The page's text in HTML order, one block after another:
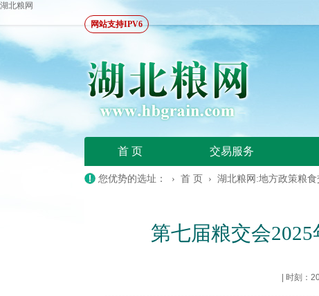
湖北粮网
网站支持IPV6
首 页 交易服务
您优势的选址： › 首 页 › 湖北粮网:地方政策粮
第七届粮交会
时刻：